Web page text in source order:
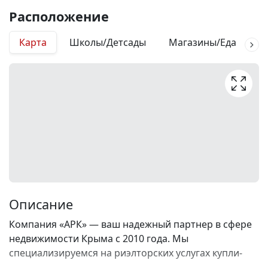
Расположение
Карта Школы/Детсады Магазины/Еда
Описание
Компания «АРК» — ваш надежный партнер в сфере
недвижимости Крыма с 2010 года. Мы
специализируемся на риэлторских услугах купли-